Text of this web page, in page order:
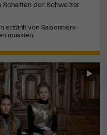
Schatten der Schweizer
erzählt von Saisonniers-
mussten.